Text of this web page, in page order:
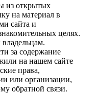
из открытых
на материал в
сайта и
целях.
за содержание
на нашем сайте
права,
или организации,
обратной связи.